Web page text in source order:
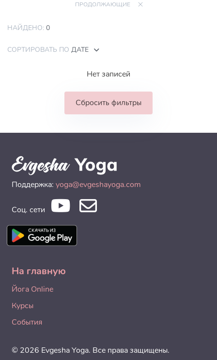
ПРОДОЛЖАЮЩИЕ
НАЙДЕНО: 0
СОРТИРОВАТЬ ПО ДАТЕ
Нет записей
Сбросить фильтры
Поддержка: yoga@evgeshayoga.com
Соц. сети
На главную
Йога Online
Курсы
События
© 2026 Evgesha Yoga. Все права защищены.